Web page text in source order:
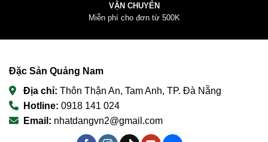
VẬN CHUYỂN
Miễn phí cho đơn từ 500K
Đặc Sản Quảng Nam
Địa chỉ: Thôn Thận An, Tam Anh, TP. Đà Nẵng
Hotline: 0918 141 024
Email: nhatdangvn2@gmail.com